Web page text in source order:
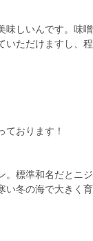
しいんです。味
ただけますし、
ております！
標準和名だとニジ
冬の海で大きく